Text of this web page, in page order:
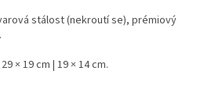
stálost (nekroutí se), prémiový
× 19 cm | 19 × 14 cm.